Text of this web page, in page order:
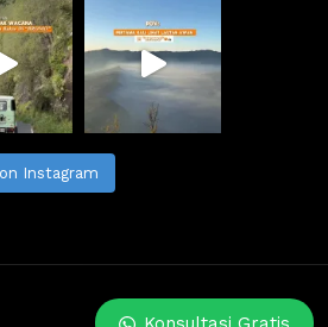
Instagram